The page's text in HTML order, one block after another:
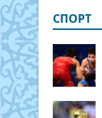
СПОРТ